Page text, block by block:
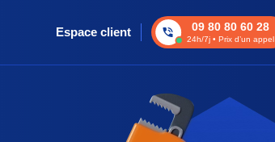
Espace client 09 80 80 60 28
24h/7j • Prix d’un appel